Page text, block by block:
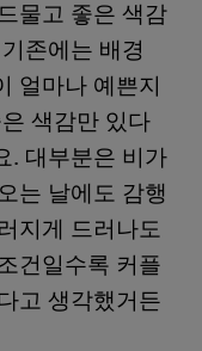
물고 좋은 색감
존에는 배경
얼마나 예쁜지
색감만 있다
. 대부분은 비가
는 날에도 감행
지게 드러나도
건일수록 커플
고 생각했거든